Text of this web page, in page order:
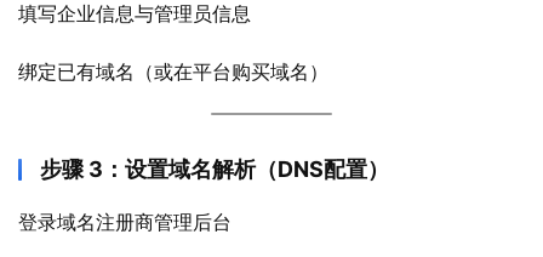
填写企业信息与管理员信息
绑定已有域名（或在平台购买域名）
步骤 3：设置域名解析（DNS配置）
登录域名注册商管理后台